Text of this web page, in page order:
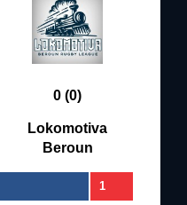
0 (0)
Lokomotiva
Beroun
1